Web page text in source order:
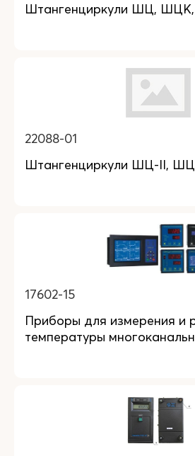
Штангенциркули ШЦ,
22088-01
Штангенциркули ШЦ-II,
17602-15
Приборы для измерения и
температуры